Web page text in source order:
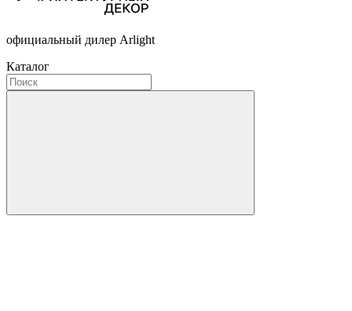
официальный дилер Arlight
Каталог